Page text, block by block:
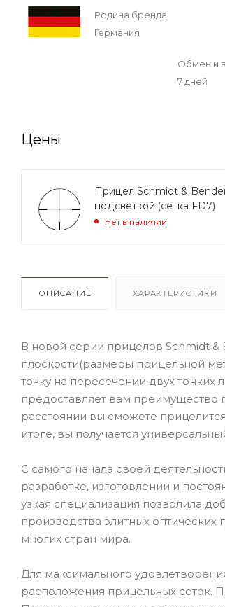
Родина бренда
Германия
Обмен и
7 дней
Цены
Прицел Schmidt &
подсветкой (сетка FD7)
Нет в наличии
ОПИСАНИЕ ХАРАКТЕРИСТИКИ
В новой серии прицелов Schmidt &
плоскости(размеры прицельной
точку на пересечении двух тонких
предоставляет вам преимущество
расстоянии вы сможете
итоге, вы получается
С самого начала своей
разработке, изготовлении и
узкая специализация позволила
производства элитных
многих стран мира.
Для максимального
расположения прицельных сеток.